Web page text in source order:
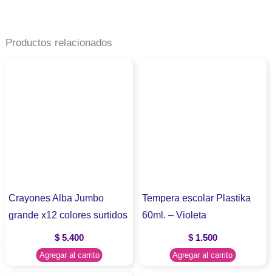
Productos relacionados
Crayones Alba Jumbo
grande x12 colores surtidos
$ 5.400
Agregar al carrito
Tempera escolar Plastika
60ml. – Violeta
$1.500
Agregar al carrito